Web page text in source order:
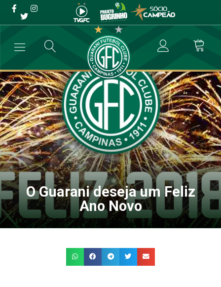
O Guarani deseja um Feliz
Ano Novo
→ Destaque → O Guarani deseja um Feliz Ano Novo
O Guarani deseja um Feliz
Ano Novo